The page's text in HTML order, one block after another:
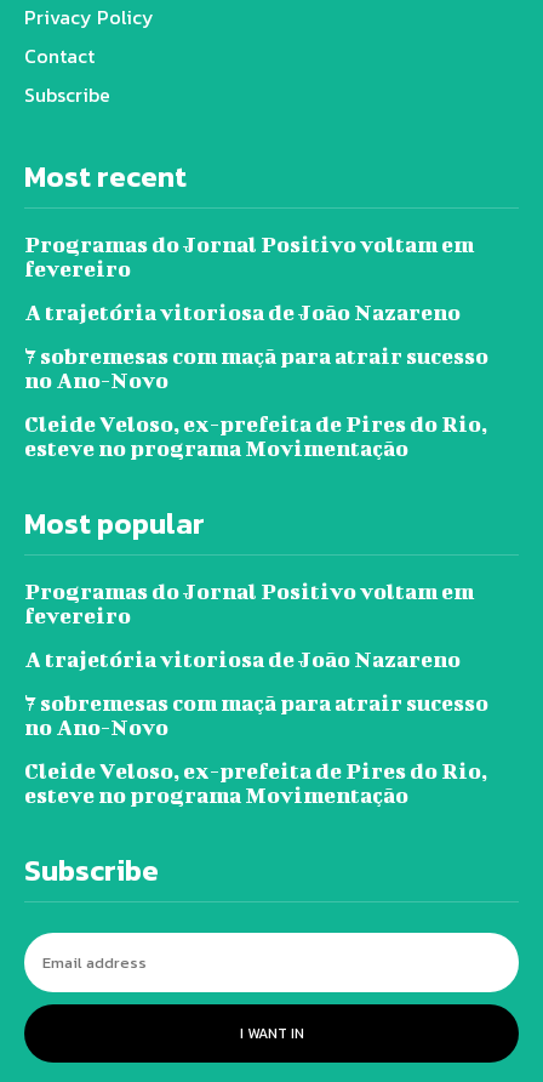
Privacy Policy
Contact
Subscribe
Most recent
Programas do Jornal Positivo voltam em
fevereiro
A trajetória vitoriosa de João Nazareno
7 sobremesas com maçã para atrair sucesso
no Ano-Novo
Cleide Veloso, ex-prefeita de Pires do Rio,
esteve no programa Movimentação
Most popular
Programas do Jornal Positivo voltam em
fevereiro
A trajetória vitoriosa de João Nazareno
7 sobremesas com maçã para atrair sucesso
no Ano-Novo
Cleide Veloso, ex-prefeita de Pires do Rio,
esteve no programa Movimentação
Subscribe
I WANT IN